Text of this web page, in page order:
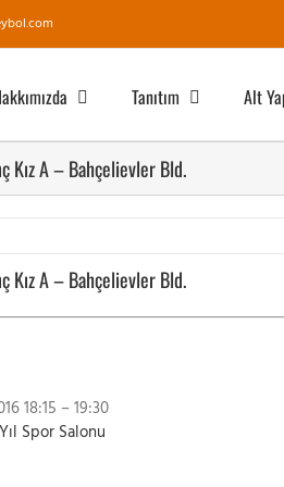
Tanıtım Alt
Kız A – Bahçelievler Bld.
Kız A – Bahçelievler Bld.
18:15 –19:30
Spor Salonu